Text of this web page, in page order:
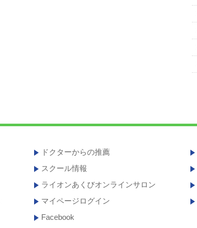
ドクターからの推薦
スクール情報
ライオンあくびオンラインサロン
マイページログイン
Facebook